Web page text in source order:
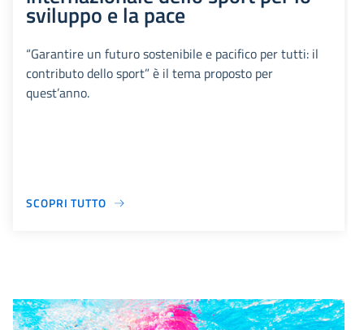
sviluppo e la pace
“Garantire un futuro sostenibile e pacifico per tutti: il
contributo dello sport” è il tema proposto per
quest’anno.
SCOPRI TUTTO